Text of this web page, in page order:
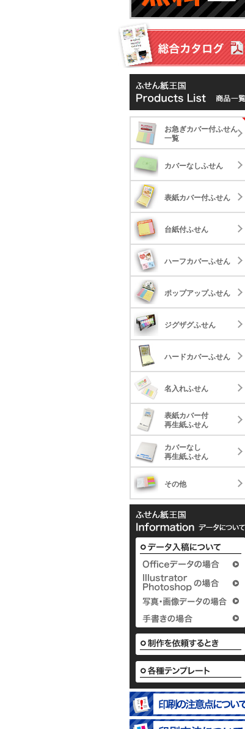
お急ぎカバー付ふせん
一覧
カバーなしふせん
表紙カバー付ふせん
台紙付ふせん
ハーフカバーふせん
ポップアップふせん
ジグザグふせん
ハードカバーふせん
名入れふせん
表紙カバー付
再生紙ふせん
カバーなし
再生紙ふせん
その他